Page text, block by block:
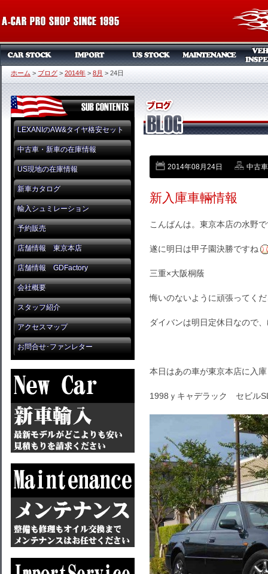
ホーム > ブログ > 2014年 > 8月 > 24日
LEXANIのAW&タイヤ格安セット
中古車・新車の在庫情報
US現地の在庫情報
新車カタログ
輸入シュミレーション
予約販売
店舗情報 東京本店
店舗情報 GDFactory
会社概要
スタッフ紹介
アクセスマップ
お問合せ･ファンレター
2014年08月24日 中古
新入庫車輛情報
こんばんは。東京本店の水野
遂に明日は甲子園決勝ですね
三重×大阪桐蔭
悔いのないように頑張ってく
ダイバンは明日定休日なので
本日はあの車が東京本店に入
1998ｙキャデラック セビル